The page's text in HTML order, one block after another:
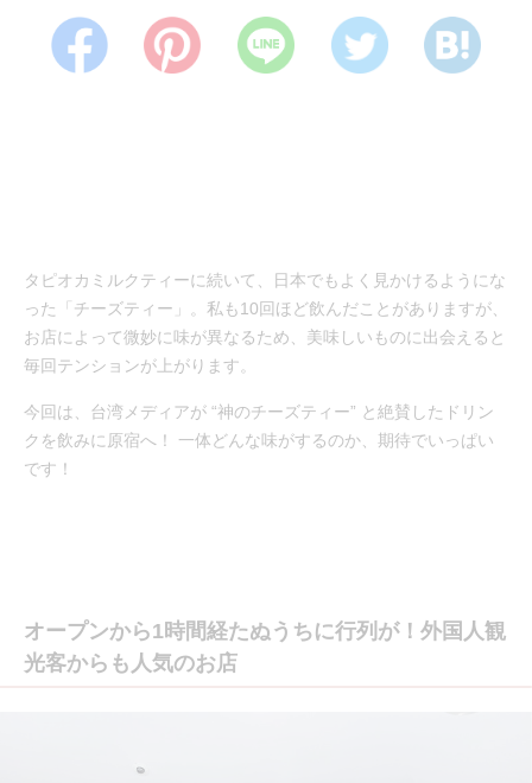
タピオカミルクティーに続いて、日本でもよく見かけるようにな
った「チーズティー」。私も10回ほど飲んだことがありますが、
お店によって微妙に味が異なるため、美味しいものに出会えると
毎回テンションが上がります。
今回は、台湾メディアが “神のチーズティー” と絶賛したドリン
クを飲みに原宿へ！ 一体どんな味がするのか、期待でいっぱい
です！
オープンから1時間経たぬうちに行列が！外国人観
光客からも人気のお店